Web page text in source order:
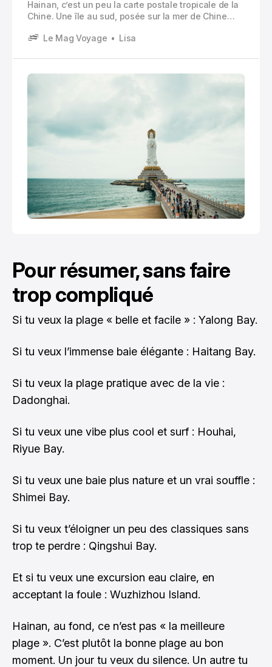
Hainan, c’est un peu la carte postale tropicale de la
Chine. Une île au sud, posée sur la mer de Chine
juste comme il faut, et cette ambiance étrange et
locale.
Le Mag Voyage Lisa
Pour résumer, sans faire
trop compliqué
Si tu veux la plage « belle et facile » : Yalong Bay.
Si tu veux l’immense baie élégante : Haitang Bay.
Si tu veux la plage pratique avec de la vie :
Dadonghai.
Si tu veux une vibe plus cool et surf : Houhai,
Riyue Bay.
Si tu veux une baie plus nature et un vrai souffle :
Shimei Bay.
Si tu veux t’éloigner un peu des classiques sans
trop te perdre : Qingshui Bay.
Et si tu veux une excursion eau claire, en
acceptant la foule : Wuzhizhou Island.
Hainan, au fond, ce n’est pas « la meilleure
plage ». C’est plutôt la bonne plage au bon
moment. Un jour tu veux du silence. Un autre tu